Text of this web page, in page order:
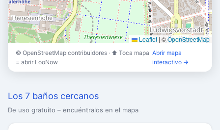
🚻
🚻
Leaflet | ©OpenStreetMap
© OpenStreetMap contribuidores · ⬆ Toca mapa
= abrir LooNow
Abrir mapa
interactivo →
Los 7 baños cercanos
De uso gratuito – encuéntralos en el mapa